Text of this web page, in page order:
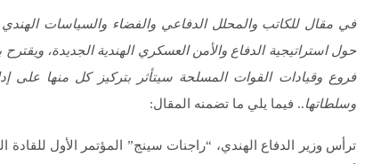
في مقال للكاتب والمحلل الدفاعي والفضاء والسياسات الهندي
حولاستراتيجية الدفاع والأمن العسكري الهندية الجديدة،
فروع وقيادات القوات المسلحة سيتأثر بتركيز كل منها على
وسلطاتها.. فيما يلي ما تضمنه المقال: